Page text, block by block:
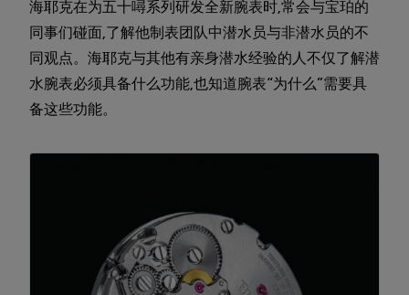
海耶克在为五十噚系列研发全新腕表时,常会与宝珀的
同事们碰面,了解他制表团队中潜水员与非潜水员的不
同观点。海耶克与其他有亲身潜水经验的人不仅了解潜
水腕表必须具备什么功能,也知道腕表“为什么”需要具
备这些功能。